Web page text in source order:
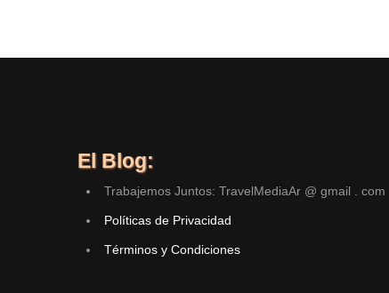
El Blog:
Trabajemos Juntos: TravelMediaAr @ gmail . com
Políticas de Privacidad
Términos y Condiciones